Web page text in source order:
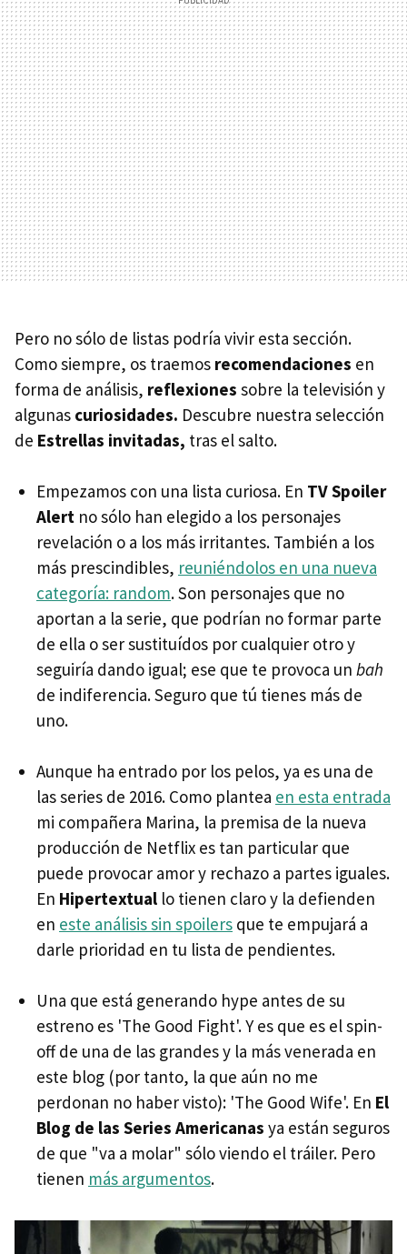
Pero no sólo de listas podría vivir esta sección.
Como siempre, os traemos recomendaciones en
forma de análisis, reflexiones sobre la televisión y
algunas curiosidades. Descubre nuestra selección
de Estrellas invitadas, tras el salto.
Empezamos con una lista curiosa. En TV Spoiler
Alert no sólo han elegido a los personajes
revelación o a los más irritantes. También a los
más prescindibles, reuniéndolos en una nueva
categoría: random. Son personajes que no
aportan a la serie, que podrían no formar parte
de ella o ser sustituídos por cualquier otro y
seguiría dando igual; ese que te provoca un bah
de indiferencia. Seguro que tú tienes más de
uno.
Aunque ha entrado por los pelos, ya es una de
las series de 2016. Como plantea en esta entrada
mi compañera Marina, la premisa de la nueva
producción de Netflix es tan particular que
puede provocar amor y rechazo a partes iguales.
En Hipertextual lo tienen claro y la defienden
en este análisis sin spoilers que te empujará a
darle prioridad en tu lista de pendientes.
Una que está generando hype antes de su
estreno es 'The Good Fight'. Y es que es el spin-
off de una de las grandes y la más venerada en
este blog (por tanto, la que aún no me
perdonan no haber visto): 'The Good Wife'. En El
Blog de las Series Americanas ya están seguros
de que "va a molar" sólo viendo el tráiler. Pero
tienen más argumentos.